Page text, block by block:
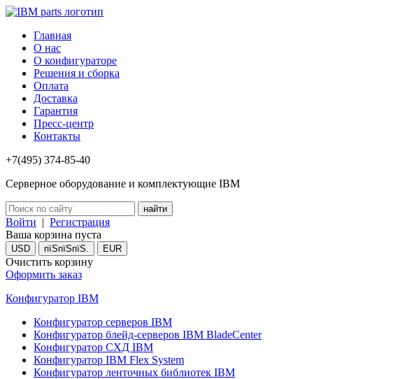
Главная
О нас
О конфигураторе
Решения и сборка
Оплата
Доставка
Гарантия
Пресс-центр
Контакты
+7(495) 374-85-40
Серверное оборудование и комплектующие IBM
Войти | Регистрация
Ваша корзина пуста
USD пїЅпїЅпїЅ. EUR
Очистить корзину
Оформить заказ
Конфигуратор IBM
Конфигуратор серверов IBM
Конфигуратор блейд-серверов IBM BladeCenter
Конфигуратор СХД IBM
Конфигуратор IBM Flex System
Конфигуратор ленточных библиотек IBM